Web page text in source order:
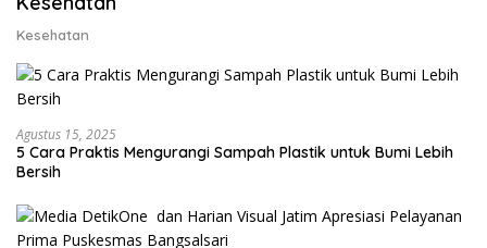
Kesehatan
Agustus 15, 2025
5 Cara Praktis Mengurangi Sampah Plastik untuk Bumi Lebih
Bersih